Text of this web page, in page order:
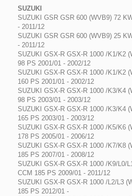
SUZUKI
SUZUKI GSR GSR 600 (WVB9) 72
- 2011/12
SUZUKI GSR GSR 600 (WVB9) 25
- 2011/12
SUZUKI GSX-R GSX-R 1000 /K1/K2
98 PS 2001/01 - 2002/12
SUZUKI GSX-R GSX-R 1000 /K1/K2
160 PS 2001/01 - 2002/12
SUZUKI GSX-R GSX-R 1000 /K3/K4
98 PS 2003/01 - 2003/12
SUZUKI GSX-R GSX-R 1000 /K3/K4
165 PS 2003/01 - 2003/12
SUZUKI GSX-R GSX-R 1000 /K5/K6
178 PS 2005/01 - 2006/12
SUZUKI GSX-R GSX-R 1000 /K7/K8
185 PS 2007/01 - 2008/12
SUZUKI GSX-R GSX-R 1000 /K9/L0/
CCM 185 PS 2009/01 - 2011/12
SUZUKI GSX-R GSX-R 1000 /L2/L3
185 PS 2012/01 -